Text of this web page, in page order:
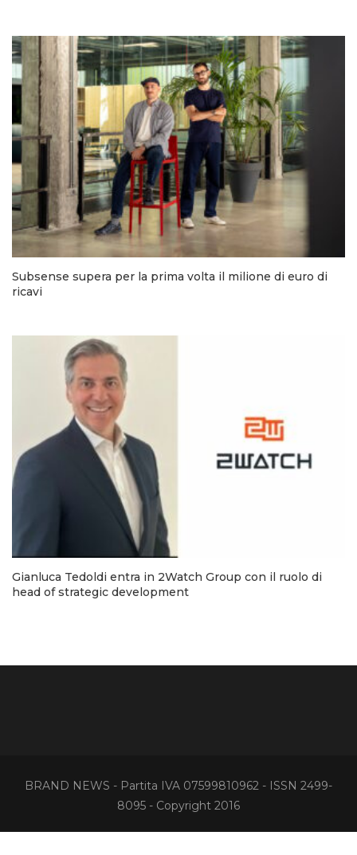
Subsense supera per la prima volta il milione di euro di
ricavi
Gianluca Tedoldi entra in 2Watch Group con il ruolo di
head of strategic development
BRAND NEWS - Partita IVA 07599810962 - ISSN 2499-
8095 - Copyright 2016